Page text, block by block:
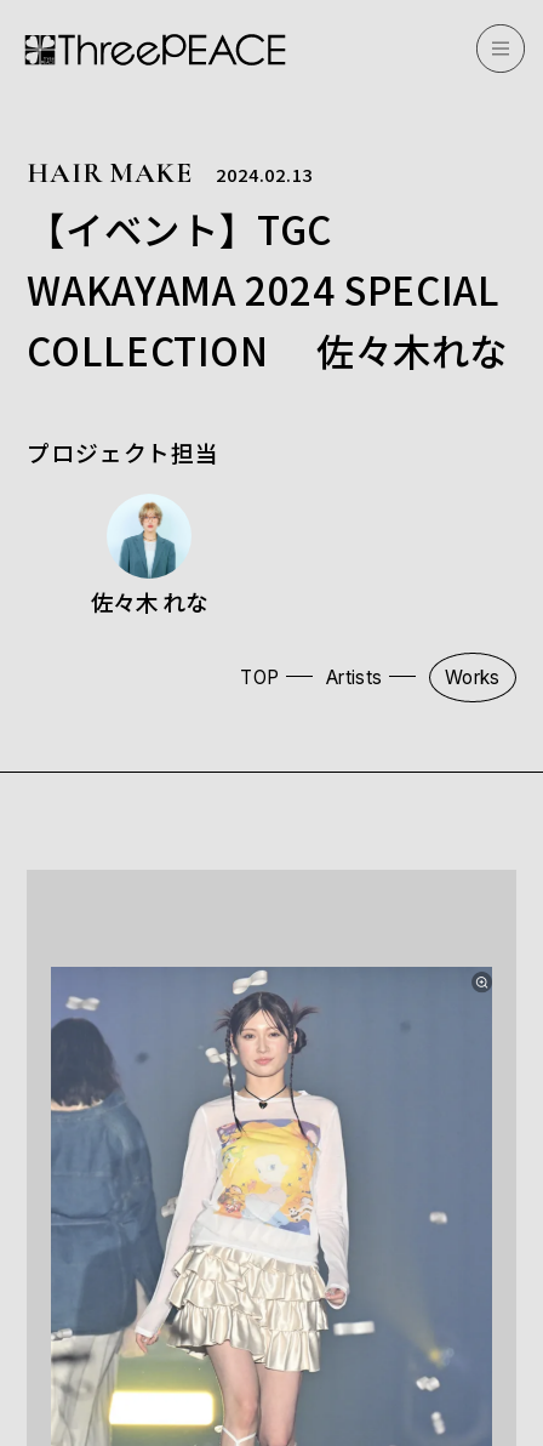
HAIR MAKE 2024.02.13
【イベント】TGC
WAKAYAMA 2024 SPECIAL
COLLECTION 佐々木れな
プロジェクト担当
佐々木 れな
TOP Artists Works